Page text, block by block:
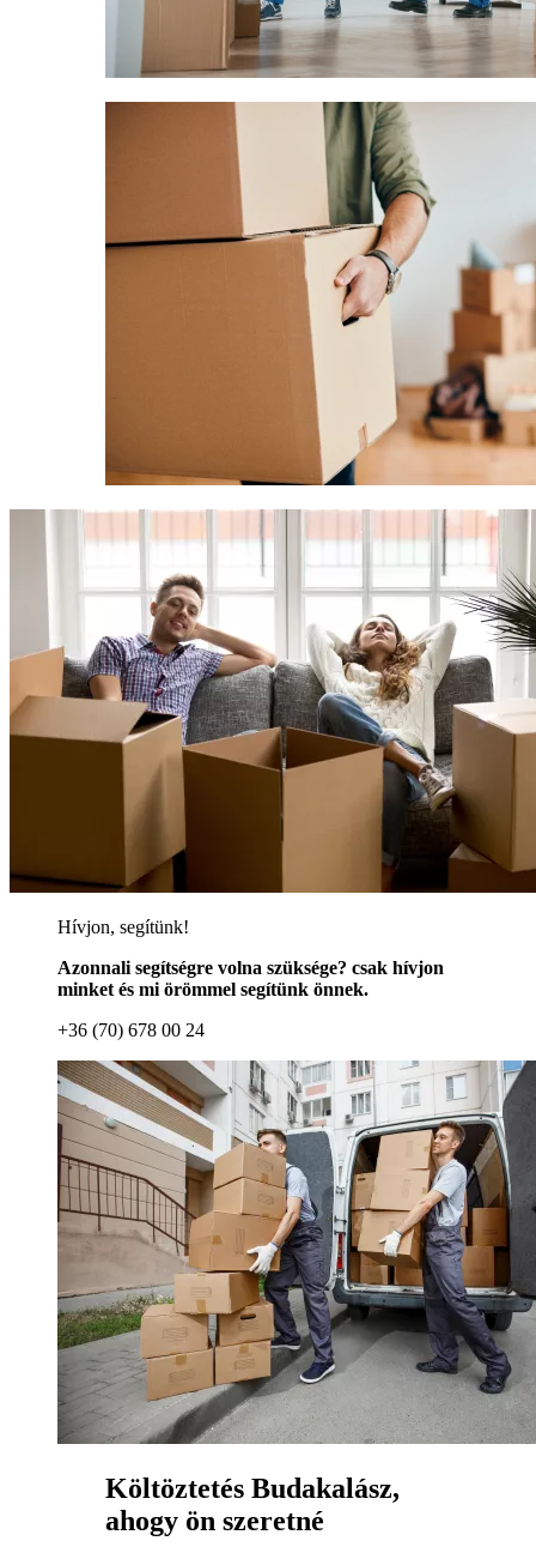
Hívjon, segítünk!
Azonnali segítségre volna szüksége? csak hívjon
minket és mi örömmel segítünk önnek.
+36 (70) 678 00 24
Költöztetés Budakalász,
ahogy ön szeretné